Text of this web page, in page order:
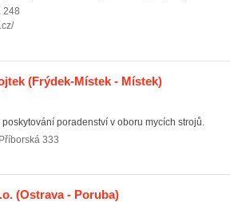
248
(Frýdek-Místek - Místek)
poskytování poradenství v oboru mycích strojů.
Příborská 333
(Ostrava - Poruba)